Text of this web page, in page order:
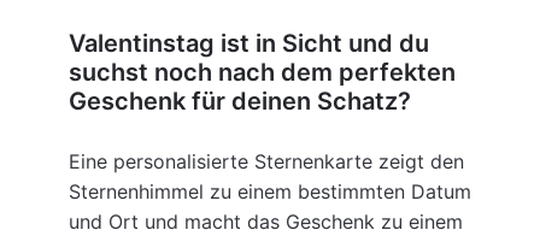
Valentinstag ist in Sicht und du
suchst noch nach dem perfekten
Geschenk für deinen Schatz?
Eine personalisierte Sternenkarte zeigt den
Sternenhimmel zu einem bestimmten Datum
und Ort und macht das Geschenk zu einem